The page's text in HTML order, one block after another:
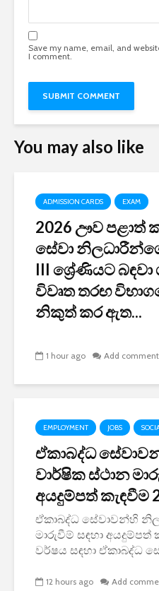
Save my name, email, and
I comment.
You may also like
ADMISSION CARDS EXAM
2026 ඌව
සේවා
III ශ්‍රේණියට
විවෘත තරඟ
නිකුත් කර ඇත...
1 hour ago Add comment
EMPLOYMENT JOBS
ඒකාබද්ධ
වාර්ෂික ස්ථාන
අයදුම්පත් කැඳවීම
ඒකාබද්ධ සේවාවන්හි
මාරුවීම් සඳහා අයදුම්පත්
වර්ෂය සඳහා ඒකාබද්ධ
12 hours ago Add